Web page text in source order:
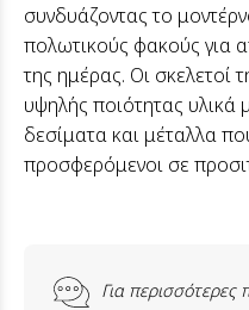
συνδυάζοντας το
πολωτικούς φακούς για
της ημέρας. Οι σκελετοί
υψηλής ποιότητας υλικά
δεσίματα και μέταλλα
προσφερόμενοι σε
Για περισσότερες